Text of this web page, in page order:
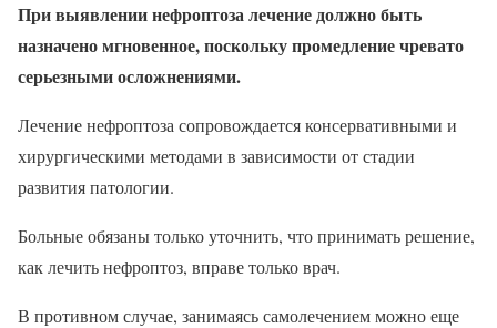
При выявлении нефроптоза лечение должно быть
назначено мгновенное, поскольку промедление чревато
серьезными осложнениями.
Лечение нефроптоза сопровождается консервативными и
хирургическими методами в зависимости от стадии
развития патологии.
Больные обязаны только уточнить, что принимать решение,
как лечить нефроптоз, вправе только врач.
В противном случае, занимаясь самолечением можно еще